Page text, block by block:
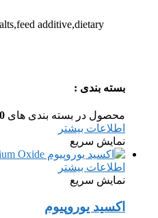
additive,dietary
بسته بندی :
محصول در بسته بندی های 50
اطلاعات بیشتر
نمایش سریع
اطلاعات بیشتر
نمایش سریع
اکسید یوروپیوم